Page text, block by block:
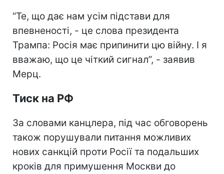
“Те, що дає нам усім підстави для
впевненості, - це слова президента
Трампа: Росія має припинити цю війну. І я
вважаю, що це чіткий сигнал”, - заявив
Мерц.
Тиск на РФ
За словами канцлера, під час обговорень
також порушували питання можливих
нових санкцій проти Росії та подальших
кроків для примушення Москви до